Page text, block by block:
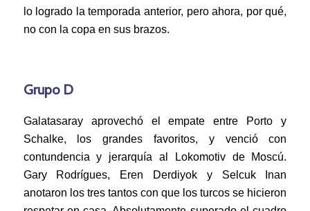
lo logrado la temporada anterior, pero ahora, por qué,
no con la copa en sus brazos.
Grupo D
Galatasaray aprovechó el empate entre Porto y
Schalke, los grandes favoritos, y venció con
contundencia y jerarquía al Lokomotiv de Moscú.
Gary Rodrígues, Eren Derdiyok y Selcuk Inan
anotaron los tres tantos con que los turcos se hicieron